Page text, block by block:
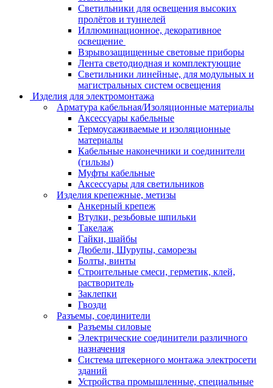
Светильники для освещения высоких
пролётов и туннелей
Иллюминационное, декоративное
освещение
Взрывозащищенные световые приборы
Лента светодиодная и комплектующие
Светильники линейные, для модульных и
магистральных систем освещения
Изделия для электромонтажа
Арматура кабельная/Изоляционные материалы
Аксессуары кабельные
Термоусаживаемые и изоляционные
материалы
Кабельные наконечники и соединители
(гильзы)
Муфты кабельные
Аксессуары для светильников
Изделия крепежные, метизы
Анкерный крепеж
Втулки, резьбовые шпильки
Такелаж
Гайки, шайбы
Дюбели, Шурупы, саморезы
Болты, винты
Строительные смеси, герметик, клей,
растворитель
Заклепки
Гвозди
Разъемы, соединители
Разъемы силовые
Электрические соединители различного
назначения
Система штекерного монтажа электросети
зданий
Устройства промышленные, специальные